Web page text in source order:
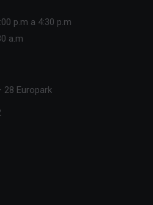
p.m a 4:30 p.m
a.m
28 Europark